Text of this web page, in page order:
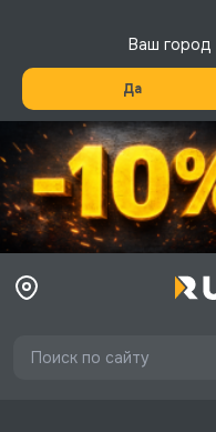
Ваш город
Да